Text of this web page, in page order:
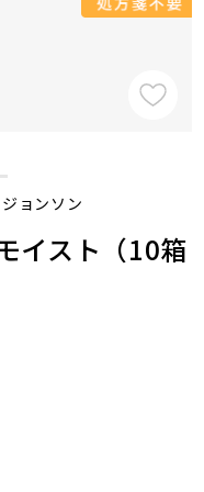
ョンソン
イスト（10箱